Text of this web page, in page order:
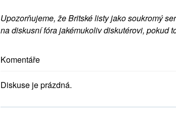
Upozorňujeme, že Britské listy jako soukromý
na diskusní fóra jakémukoliv diskutérovi, pokud
Komentáře
Diskuse je prázdná.